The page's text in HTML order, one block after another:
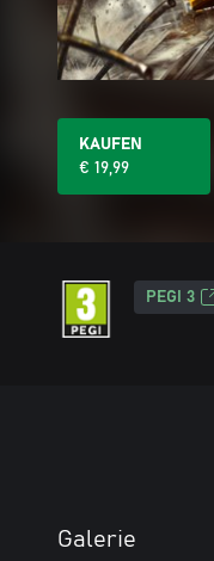
KAUFEN
€ 19,99
PEGI 3
Galerie